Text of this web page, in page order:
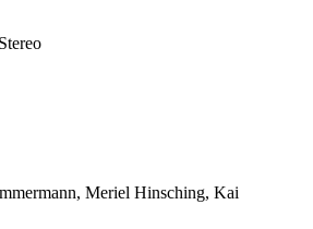
Meriel Hinsching, Kai